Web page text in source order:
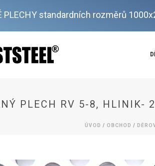
PLECHY standardních rozměrů
PLECH RV 5-8, HLINIK-
ÚVOD / OBCHOD /